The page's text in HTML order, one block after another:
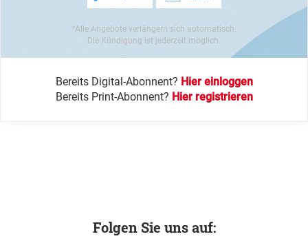
*Alle Angebote verlängern sich automatisch.
Die Kündigung ist jederzeit möglich.
Bereits Digital-Abonnent? Hier einloggen
Bereits Print-Abonnent? Hier registrieren
Folgen Sie uns auf: